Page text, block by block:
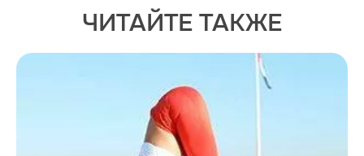
ЧИТАЙТЕ ТАКЖЕ